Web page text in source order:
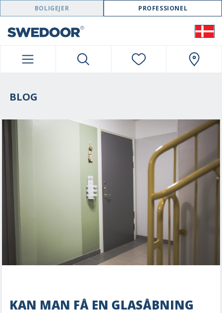
SWEDOOR NAVIGATION
BOLIGEJER PROFESSIONEL
BLOG
KAN MAN FÅ EN GLASÅBNING